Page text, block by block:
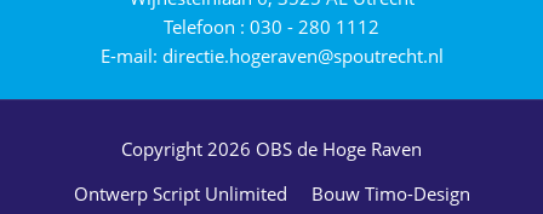
Telefoon : 030 - 280 1112
E-mail: directie.hogeraven@spoutrecht.nl
Copyright 2026 OBS de Hoge Raven
Ontwerp Script Unlimited
Bouw Timo-Design